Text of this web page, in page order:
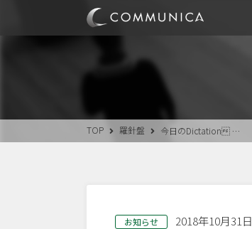
TOP 羅針盤 今日のDictation …
お知らせ 2018年10月31日